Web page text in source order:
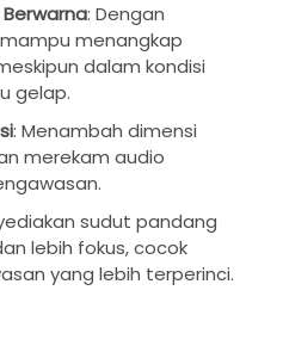
: Dengan
menangkap
dalam kondisi
gelap.
: Menambah dimensi
merekam audio
sudut pandang
lebih fokus, cocok
yang lebih terperinci.